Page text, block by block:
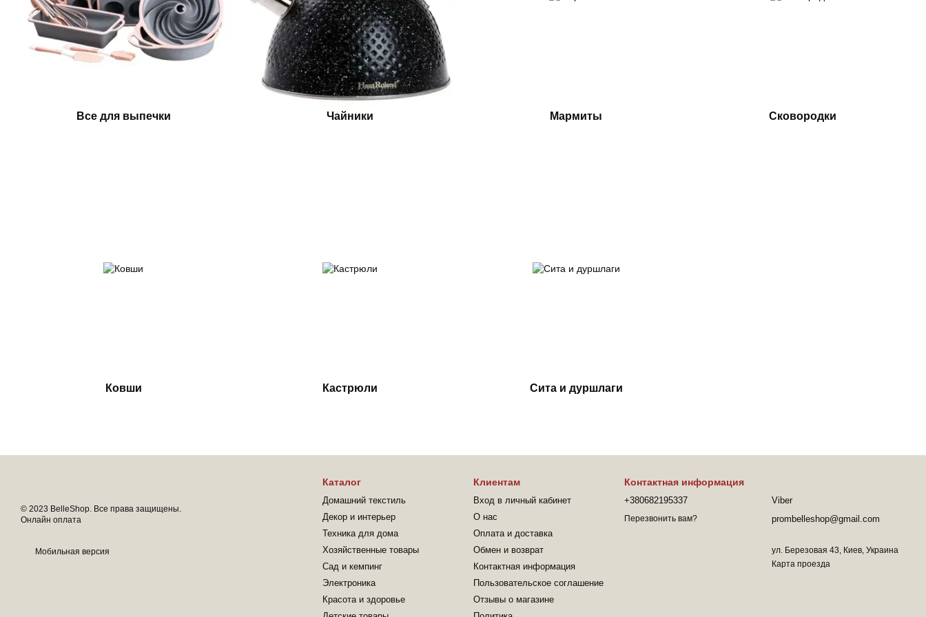
Все для выпечки Чайники Мармиты Сковородки
Ковши Кастрюли Сита и дуршлаги
© 2023 BelleShop. Все права защищены.
Онлайн оплата
Мобильная версия
Каталог
Домашний текстиль
Декор и интерьер
Техника для дома
Хозяйственные товары
Сад и кемпинг
Электроника
Красота и здоровье
Клиентам
Вход в личный кабинет
О нас
Оплата и доставка
Обмен и возврат
Контактная информация
Пользовательское соглашение
Отзывы о магазине
Контактная информация
+380682195337
Перезвонить вам?
Viber
prombelleshop@gmail.com
ул. Березовая 43, Киев, Украина
Карта проезда